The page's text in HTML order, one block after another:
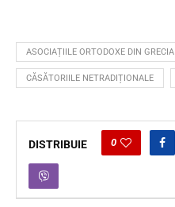
ASOCIAȚIILE ORTODOXE DIN GRECIA
CĂSĂTORIILE NETRADIȚIONALE
DISTRIBUIE 0